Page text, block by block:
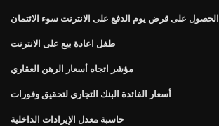
الحصول على قرض يوم الدفع على الانترنت سوء الائتمان
طفل اعادة بيع على الانترنت
مؤشر اتجاه أسعار الرهن العقاري
أسعار الفائدة البنك التجاري لتحقيق وفورات
حاسبة معدل الإيرادات الداخلية